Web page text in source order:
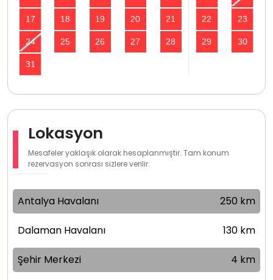
17 18 19 20 21 22 23
24 25 26 27 28 29 30
31
Lokasyon
Mesafeler yaklaşık olarak hesaplanmıştır. Tam konum
rezervasyon sonrası sizlere verilir.
Antalya Havalanı 250 km
Dalaman Havalanı 130 km
Şehir Merkezi 4 km